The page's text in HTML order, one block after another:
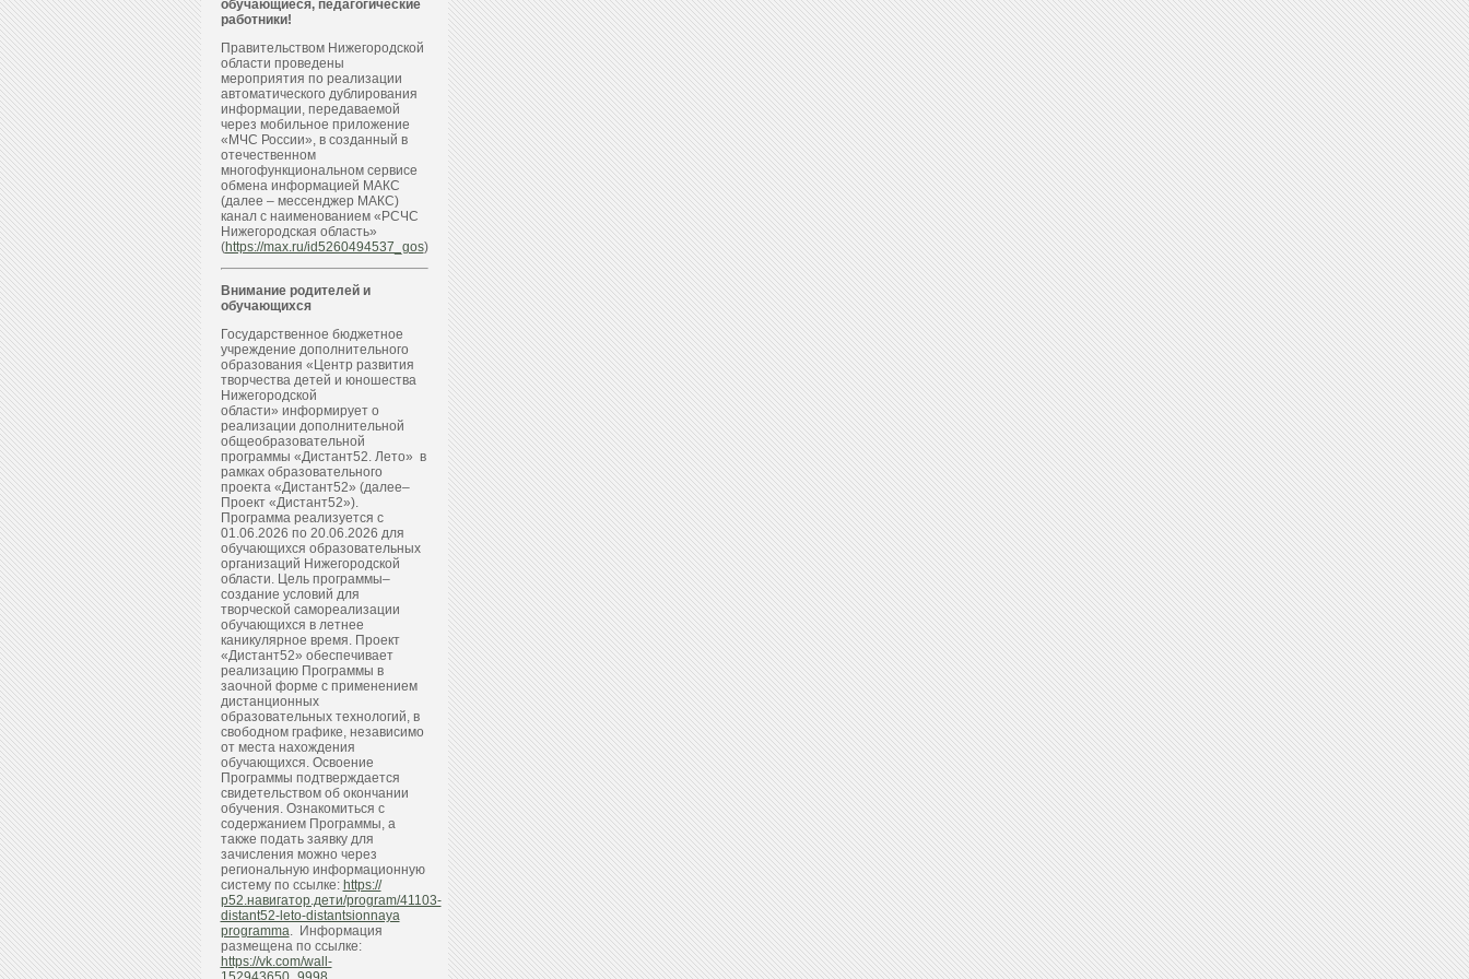
обучающиеся, педагогические
работники!
Правительством Нижегородской
области проведены
мероприятия по реализации
автоматического дублирования
информации, передаваемой
через мобильное приложение
«МЧС России», в созданный в
отечественном
многофункциональном сервисе
обмена информацией МАКС
(далее – мессенджер МАКС)
канал с наименованием «РСЧС
Нижегородская область»
(https://max.ru/id5260494537_gos)
Внимание родителей и
обучающихся
Государственное бюджетное
учреждение дополнительного
образования «Центр развития
творчества детей и юношества
Нижегородской
области» информирует о
реализации дополнительной
общеобразовательной
программы «Дистант52. Лето» в
рамках образовательного
проекта «Дистант52» (далее–
Проект «Дистант52»).
Программа реализуется с
01.06.2026 по 20.06.2026 для
обучающихся образовательных
организаций Нижегородской
области. Цель программы–
создание условий для
творческой самореализации
обучающихся в летнее
каникулярное время. Проект
«Дистант52» обеспечивает
реализацию Программы в
заочной форме с применением
дистанционных
образовательных технологий, в
свободном графике, независимо
от места нахождения
обучающихся. Освоение
Программы подтверждается
свидетельством об окончании
обучения. Ознакомиться с
содержанием Программы, а
также подать заявку для
зачисления можно через
региональную информационную
систему по ссылке: https://
р52.навигатор.дети/program/41103-
distant52-leto-distantsionnaya
programma. Информация
размещена по ссылке:
https://vk.com/wall-